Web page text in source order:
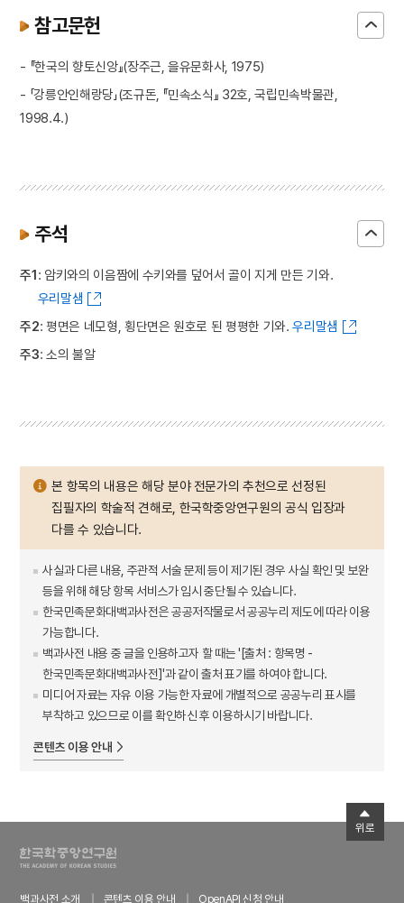
참고문헌
- 『한국의 향토신앙』(장주근, 을유문화사, 1975)
- 「강릉안인해랑당」(조규돈, 『민속소식』 32호, 국립민속박물관,
1998.4.)
주석
주1: 암키와의 이음짬에 수키와를 덮어서 골이 지게 만든 기와.
우리말샘
주2: 평면은 네모형, 횡단면은 원호로 된 평평한 기와.우리말샘
주3: 소의 불알
본 항목의 내용은 해당 분야 전문가의 추천으로 선정된
집필자의 학술적 견해로, 한국학중앙연구원의 공식 입장과
다를 수 있습니다.
사실과 다른 내용, 주관적 서술 문제 등이 제기된 경우 사실 확인 및 보완
등을 위해 해당 항목 서비스가 임시 중단될 수 있습니다.
한국민족문화대백과사전은 공공저작물로서 공공누리 제도에 따라 이용
가능합니다.
백과사전 내용 중 글을 인용하고자 할 때는 '[출처 : 항목명 -
한국민족문화대백과사전]'과 같이 출처 표기를 하여야 합니다.
미디어 자료는 자유 이용 가능한 자료에 개별적으로 공공누리 표시를
부착하고 있으므로 이를 확인하신 후 이용하시기 바랍니다.
콘텐츠 이용 안내
백과사전 소개 콘텐츠 이용 안내 OpenAPI 신청 안내
위로